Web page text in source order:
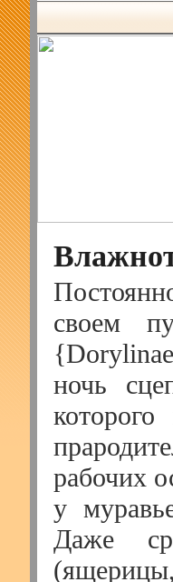
своем
ночь
рабочих
у
Даже